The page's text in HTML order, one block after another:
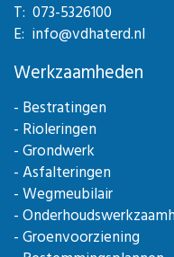
T: 073-5326100
E: info@vdhaterd.nl
Werkzaamheden
- Bestratingen
- Rioleringen
- Grondwerk
- Asfalteringen
- Wegmeubilair
-
- Groenvoorziening